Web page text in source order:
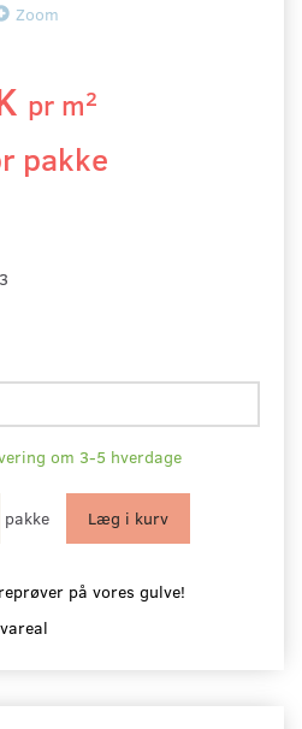
Zoom
pr m2
pakke
om 3-5 hverdage
pakke Læg i kurv
på vores gulve!